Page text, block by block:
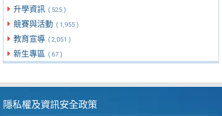
升學資訊 ( 525 )
競賽與活動 ( 1,955 )
教育宣導 ( 2,051 )
新生專區 ( 67 )
隱私權及資訊安全政策